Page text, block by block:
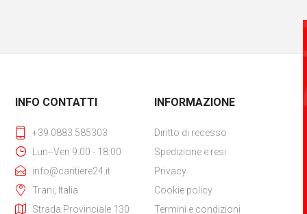
INFO CONTATTI
+39 0883 585303
Lun--Ven 9:00 - 18:00
info@cantiere24.it
Trani, Italia
Strada Provinciale 130
INFORMAZIONE
Diritto di recesso
Spedizione e resi
Privacy
Cookie policy
Termini e condizioni